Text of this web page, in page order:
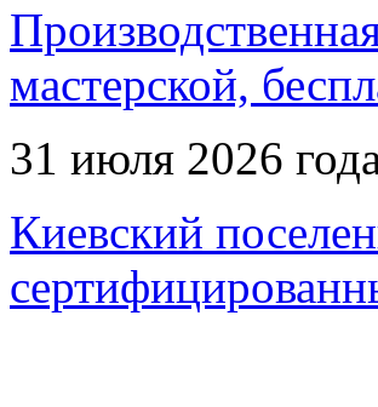
мастерской,
31 июля 2026
Киевский